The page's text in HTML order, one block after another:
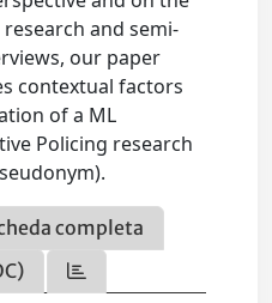
and semi-
our paper
contextual factors
of a ML
Policing research
completa